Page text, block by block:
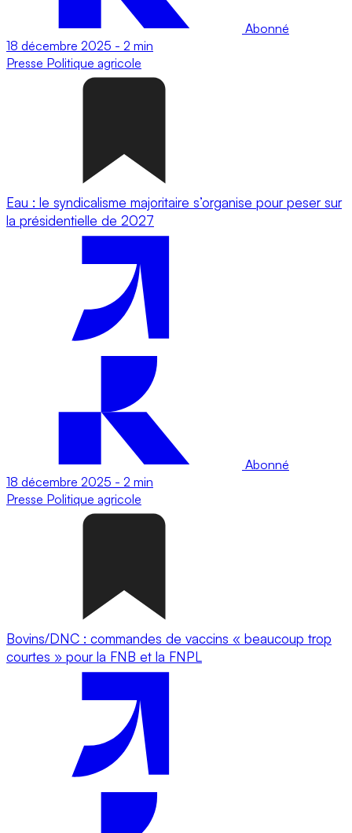
Abonné
18 décembre 2025 - 2 min
Presse Politique agricole
Eau : le syndicalisme majoritaire s’organise pour peser sur
la présidentielle de 2027
Abonné
18 décembre 2025 - 2 min
Presse Politique agricole
Bovins/DNC : commandes de vaccins « beaucoup trop
courtes » pour la FNB et la FNPL